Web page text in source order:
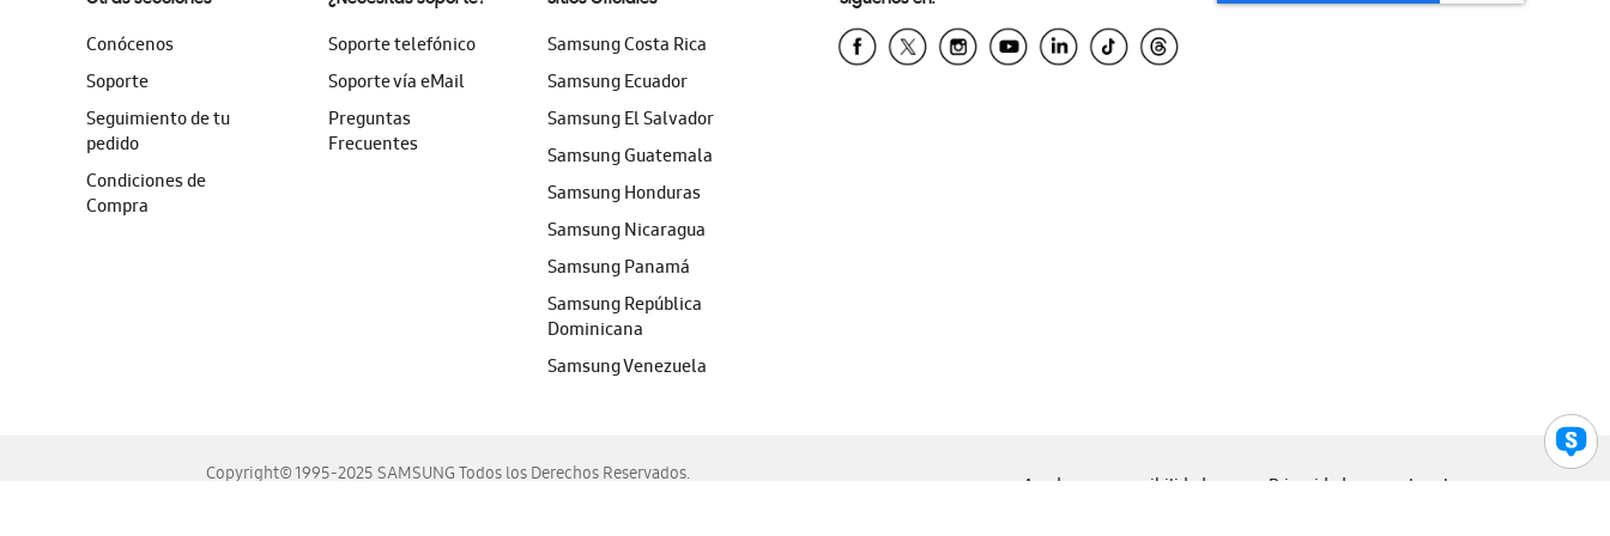
Conócenos
Soporte
Seguimiento de tu
pedido
Condiciones de
Compra
Soporte telefónico
Soporte vía eMail
Preguntas
Frecuentes
Samsung Costa Rica
Samsung Ecuador
Samsung El Salvador
Samsung Guatemala
Samsung Honduras
Samsung Nicaragua
Samsung Panamá
Samsung República
Dominicana
Samsung Venezuela
Copyright© 1995-2025 SAMSUNG Todos los Derechos Reservados.
Ayuda para accesibilidad Privacidad Legal